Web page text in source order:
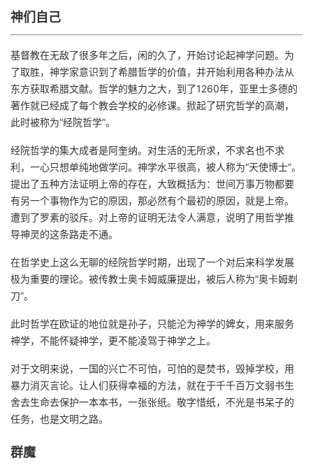
神们自己
基督教在无敌了很多年之后，闲的久了，开始讨论起神学问题。为
了取胜，神学家意识到了希腊哲学的价值，并开始利用各种办法从
东方获取希腊文献。哲学的魅力之大，到了1260年，亚里士多德的
著作就已经成了每个教会学校的必修课。掀起了研究哲学的高潮，
此时被称为“经院哲学”。
经院哲学的集大成者是阿奎纳。对生活的无所求，不求名也不求
利，一心只想单纯地做学问。神学水平很高，被人称为“天使博士”。
提出了五种方法证明上帝的存在，大致概括为：世间万事万物都要
有另一个事物作为它的原因，那必然有个最初的原因，就是上帝。
遭到了罗素的驳斥。对上帝的证明无法令人满意，说明了用哲学推
导神灵的这条路走不通。
在哲学史上这么无聊的经院哲学时期，出现了一个对后来科学发展
极为重要的理论。被传教士奥卡姆威廉提出，被后人称为“奥卡姆剃
刀”。
此时哲学在欧证的地位就是孙子，只能沦为神学的婢女，用来服务
神学，不能怀疑神学，更不能凌驾于神学之上。
对于文明来说，一国的兴亡不可怕，可怕的是焚书，毁掉学校，用
暴力消灭言论。让人们获得幸福的方法，就在于千千百万文弱书生
舍去生命去保护一本本书，一张张纸。敬字惜纸，不光是书呆子的
任务，也是文明之路。
群魔